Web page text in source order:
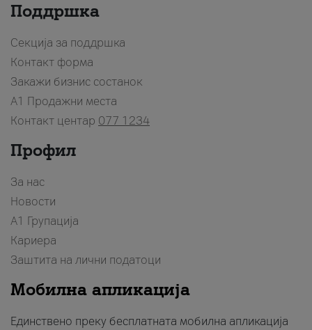
Поддршка
Секција за поддршка
Контакт форма
Закажи бизнис состанок
A1 Продажни места
Контакт центар 077 1234
Профил
За нас
Новости
А1 Групација
Кариера
Заштита на лични податоци
Мобилна апликација
Единствено преку бесплатната мобилна апликација